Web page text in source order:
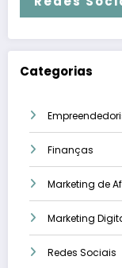
Categorias
Finanças
Marketing de
Marketing
Redes Sociais